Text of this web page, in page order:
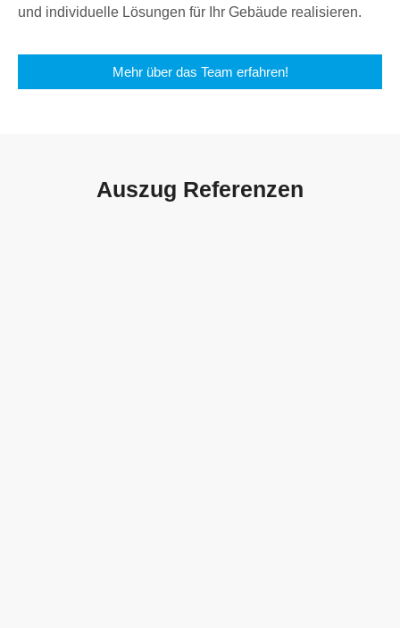
und individuelle Lösungen für Ihr Gebäude realisieren.
Mehr über das Team erfahren!
Auszug Referenzen